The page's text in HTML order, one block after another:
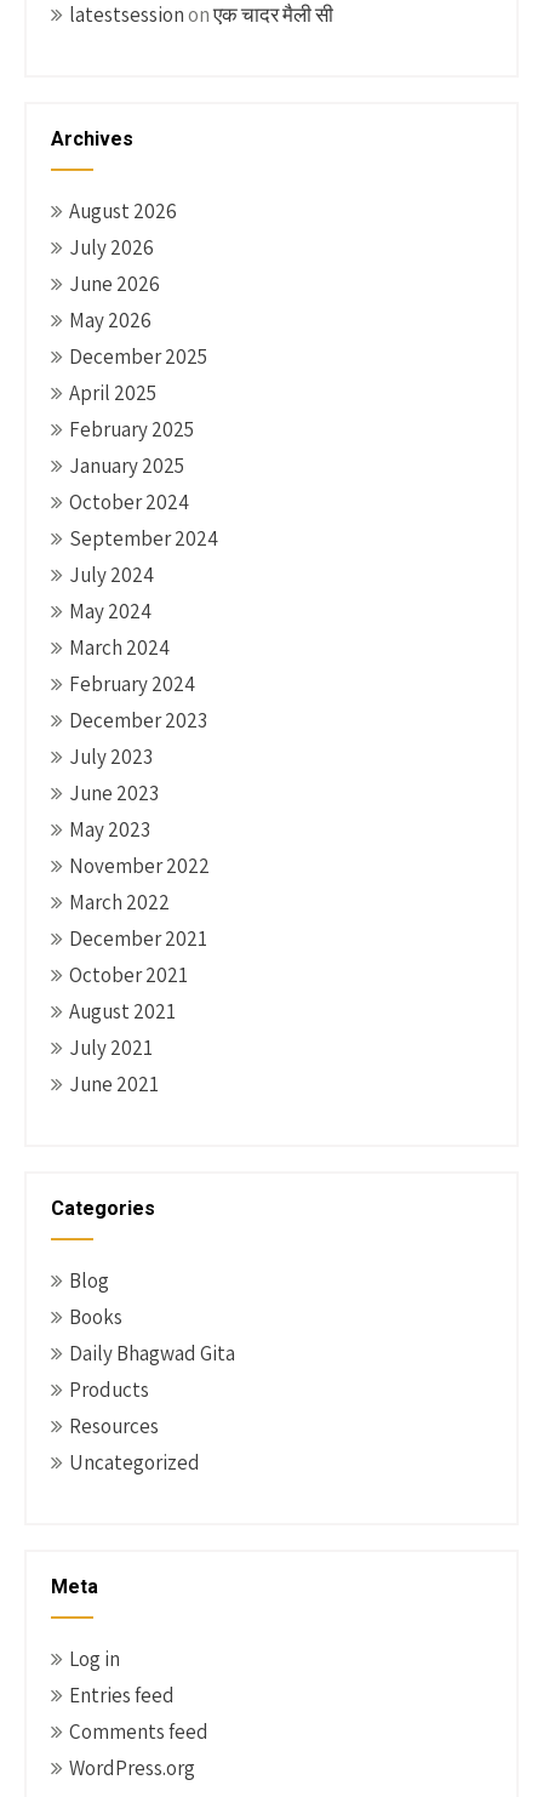
latestsessiononएक चादर मैली सी
Archives
August 2026
July 2026
June 2026
May 2026
December 2025
April 2025
February 2025
January 2025
October 2024
September 2024
July 2024
May 2024
March 2024
February 2024
December 2023
July 2023
June 2023
May 2023
November 2022
March 2022
December 2021
October 2021
August 2021
July 2021
June 2021
Categories
Blog
Books
Daily Bhagwad Gita
Products
Resources
Uncategorized
Meta
Log in
Entries feed
Comments feed
WordPress.org